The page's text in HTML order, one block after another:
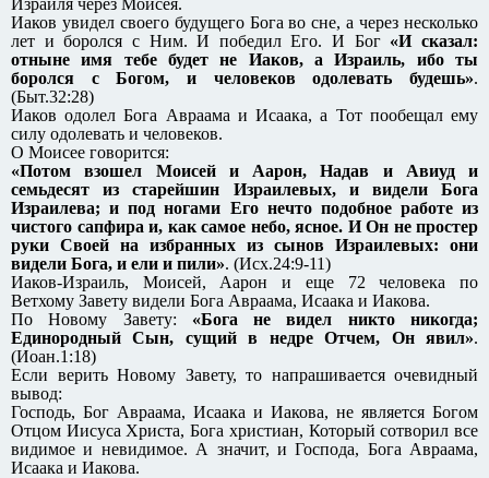
Израиля через Моисея.
Иаков увидел своего будущего Бога во сне, а через несколько
лет и боролся с Ним. И победил Его. И Бог «И сказал:
отныне имя тебе будет не Иаков, а Израиль, ибо ты
боролся с Богом, и человеков одолевать будешь».
(Быт.32:28)
Иаков одолел Бога Авраама и Исаака, а Тот пообещал ему
силу одолевать и человеков.
О Моисее говорится:
«Потом взошел Моисей и Аарон, Надав и Авиуд и
семьдесят из старейшин Израилевых, и видели Бога
Израилева; и под ногами Его нечто подобное работе из
чистого сапфира и, как самое небо, ясное. И Он не простер
руки Своей на избранных из сынов Израилевых: они
видели Бога, и ели и пили». (Исх.24:9-11)
Иаков-Израиль, Моисей, Аарон и еще 72 человека по
Ветхому Завету видели Бога Авраама, Исаака и Иакова.
По Новому Завету: «Бога не видел никто никогда;
Единородный Сын, сущий в недре Отчем, Он явил».
(Иоан.1:18)
Если верить Новому Завету, то напрашивается очевидный
вывод:
Господь, Бог Авраама, Исаака и Иакова, не является Богом
Отцом Иисуса Христа, Бога христиан, Который сотворил все
видимое и невидимое. А значит, и Господа, Бога Авраама,
Исаака и Иакова.